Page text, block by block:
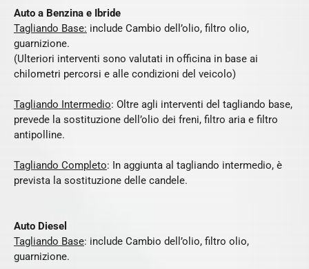
Auto a Benzina e Ibride
Tagliando Base: include Cambio dell’olio, filtro olio,
guarnizione.
(Ulteriori interventi sono valutati in officina in base ai
chilometri percorsi e alle condizioni del veicolo)
Tagliando Intermedio: Oltre agli interventi del tagliando base,
prevede la sostituzione dell’olio dei freni, filtro aria e filtro
antipolline.
Tagliando Completo: In aggiunta al tagliando intermedio, è
prevista la sostituzione delle candele.
Auto Diesel
Tagliando Base: include Cambio dell’olio, filtro olio,
guarnizione.